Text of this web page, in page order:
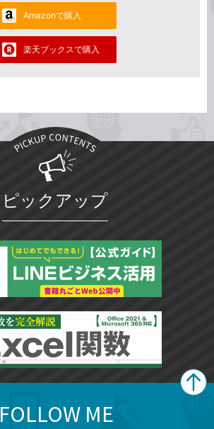
Amazonで購入
楽天ブックスで購入
ピックアップ
FOLLOW ME